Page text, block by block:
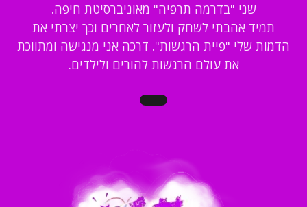
שני "בדרמה תרפיה" מאוניברסיטת חיפה.
תמיד אהבתי לשחק ולעזור לאחרים וכך יצרתי את
הדמות שלי "פיית הרגשות". דרכה אני מנגישה ומתווכת
את עולם הרגשות להורים ולילדים.